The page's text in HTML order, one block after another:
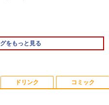
をもっと見る
近代美術館 ポスター A3
ドリンク コミック